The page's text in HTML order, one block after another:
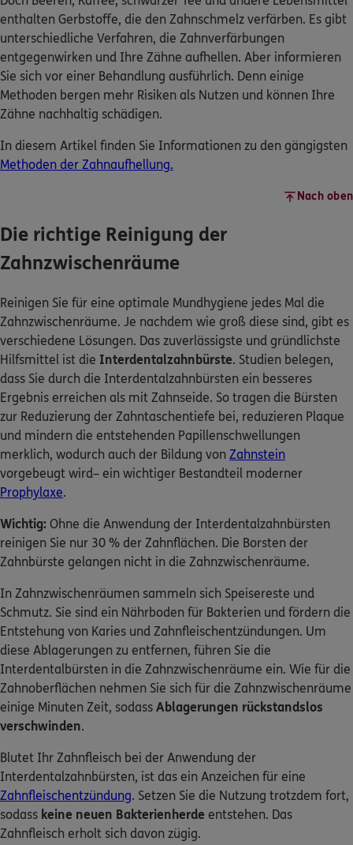
enthalten Gerbstoffe, die den Zahnschmelz verfärben. Es gibt
unterschiedliche Verfahren, die Zahnverfärbungen
entgegenwirken und Ihre Zähne aufhellen. Aber informieren
Sie sich vor einer Behandlung ausführlich. Denn einige
Methoden bergen mehr Risiken als Nutzen und können Ihre
Zähne nachhaltig schädigen.
In diesem Artikel finden Sie Informationen zu den gängigsten
Methoden der Zahnaufhellung.
Nach oben
Die richtige Reinigung der
Zahnzwischenräume
Reinigen Sie für eine optimale Mundhygiene jedes Mal die
Zahnzwischenräume. Je nachdem wie groß diese sind, gibt es
verschiedene Lösungen. Das zuverlässigste und gründlichste
Hilfsmittel ist die Interdentalzahnbürste. Studien belegen,
dass Sie durch die Interdentalzahnbürsten ein besseres
Ergebnis erreichen als mit Zahnseide. So tragen die Bürsten
zur Reduzierung der Zahntaschentiefe bei, reduzieren Plaque
und mindern die entstehenden Papillenschwellungen
merklich, wodurch auch der Bildung von Zahnstein
vorgebeugt wird– ein wichtiger Bestandteil moderner
Prophylaxe.
Wichtig: Ohne die Anwendung der Interdentalzahnbürsten
reinigen Sie nur 30 % der Zahnflächen. Die Borsten der
Zahnbürste gelangen nicht in die Zahnzwischenräume.
In Zahnzwischenräumen sammeln sich Speisereste und
Schmutz. Sie sind ein Nährboden für Bakterien und fördern die
Entstehung von Karies und Zahnfleischentzündungen. Um
diese Ablagerungen zu entfernen, führen Sie die
Interdentalbürsten in die Zahnzwischenräume ein. Wie für die
Zahnoberflächen nehmen Sie sich für die Zahnzwischenräume
einige Minuten Zeit, sodass Ablagerungen rückstandslos
verschwinden.
Blutet Ihr Zahnfleisch bei der Anwendung der
Interdentalzahnbürsten, ist das ein Anzeichen für eine
Zahnfleischentzündung. Setzen Sie die Nutzung trotzdem fort,
sodass keine neuen Bakterienherde entstehen. Das
Zahnfleisch erholt sich davon zügig.